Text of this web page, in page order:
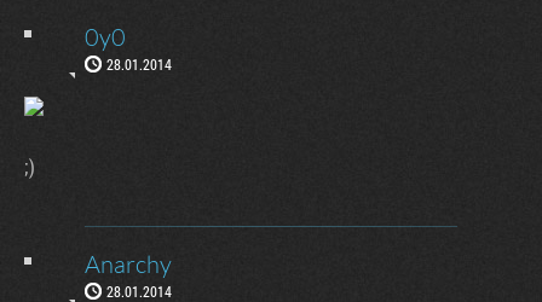
0y0
28.01.2014
;)
Anarchy
28.01.2014